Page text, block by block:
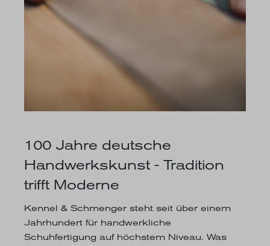
100 Jahre deutsche
Handwerkskunst - Tradition
trifft Moderne
Kennel & Schmenger steht seit über einem
Jahrhundert für handwerkliche
Schuhfertigung auf höchstem Niveau. Was